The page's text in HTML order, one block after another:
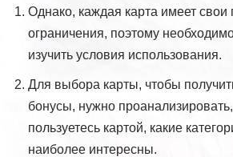
Однако, каждая карта имеет
ограничения, поэтому
изучить условия использования.
Для выбора карты, чтобы
бонусы, нужно
пользуетесь картой, какие
наиболее интересны.